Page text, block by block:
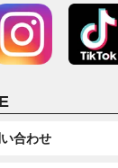
合わせ